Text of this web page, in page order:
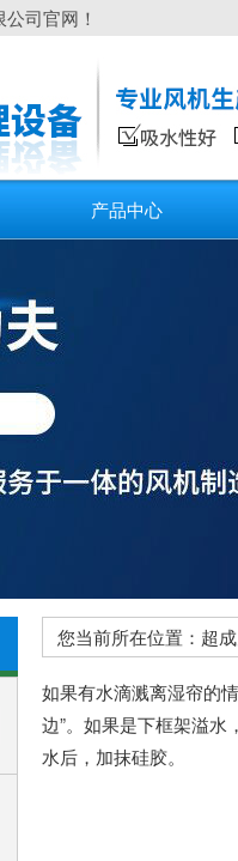
司官网！
产品中心
您当前所在位置：超
如果有水滴溅离湿帘的
边”。如果是下框架溢
水后，加抹硅胶。